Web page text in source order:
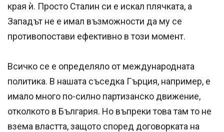
края ѝ. Просто Сталин си е искал плячката, а
Западът не е имал възможности да му се
противопостави ефективно в този момент.
Всичко се е определяло от международната
политика. В нашата съседка Гърция, например, е
имало много по-силно партизанско движение,
отколкото в България. Но въпреки това там то не
взема властта, защото според договорката на